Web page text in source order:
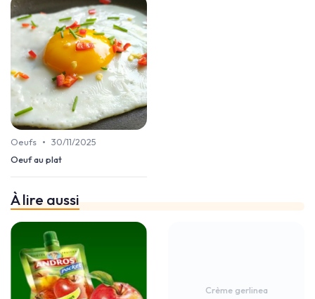
Oeufs • 30/11/2025
Oeuf au plat
À lire aussi
Crème gerlinea